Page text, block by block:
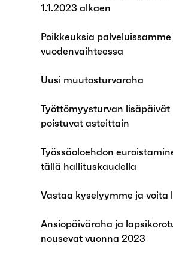
1.1.2023 alkaen
Poikkeuksia
vuodenvaihteessa
Uusi muutosturvaraha
Työttömyysturvan lisäpäivät
poistuvat asteittain
Työssäoloehdon
tällä hallituskaudella
Vastaa kyselyymme ja voita
Ansiopäiväraha ja
nousevat vuonna 2023